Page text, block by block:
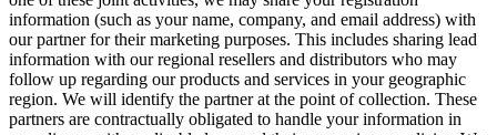
information (such as your name, company, and email address) with
our partner for their marketing purposes. This includes sharing lead
information with our regional resellers and distributors who may
follow up regarding our products and services in your geographic
region. We will identify the partner at the point of collection. These
partners are contractually obligated to handle your information in